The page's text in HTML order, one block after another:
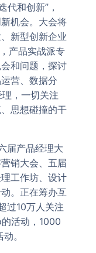
代和创新”，
机会。大会将
新型创新企业
产品实战派专
和问题，探讨
营、数据分
，一切关注
思想碰撞的干
届产品经理大
销大会、五届
工作坊、设计
。正在筹办互
过10万人关注
活动，1000
。